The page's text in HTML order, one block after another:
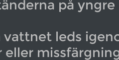
på yngre
vattnet leds
eller